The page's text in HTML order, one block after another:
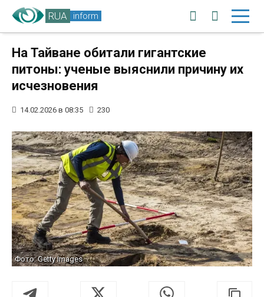
RUA inform
На Тайване обитали гигантские
питоны: ученые выяснили причину их
исчезновения
14.02.2026 в 08:35 230
Фото: Getty Images